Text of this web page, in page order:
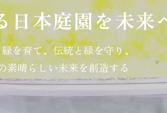
日本庭園を未来
を育て、伝統と緑を守り、
素晴らしい未来を創造する